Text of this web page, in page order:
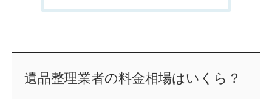
遺品整理業者の料金相場はいくら？